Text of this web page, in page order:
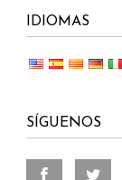
IDIOMAS
SÍGUENOS